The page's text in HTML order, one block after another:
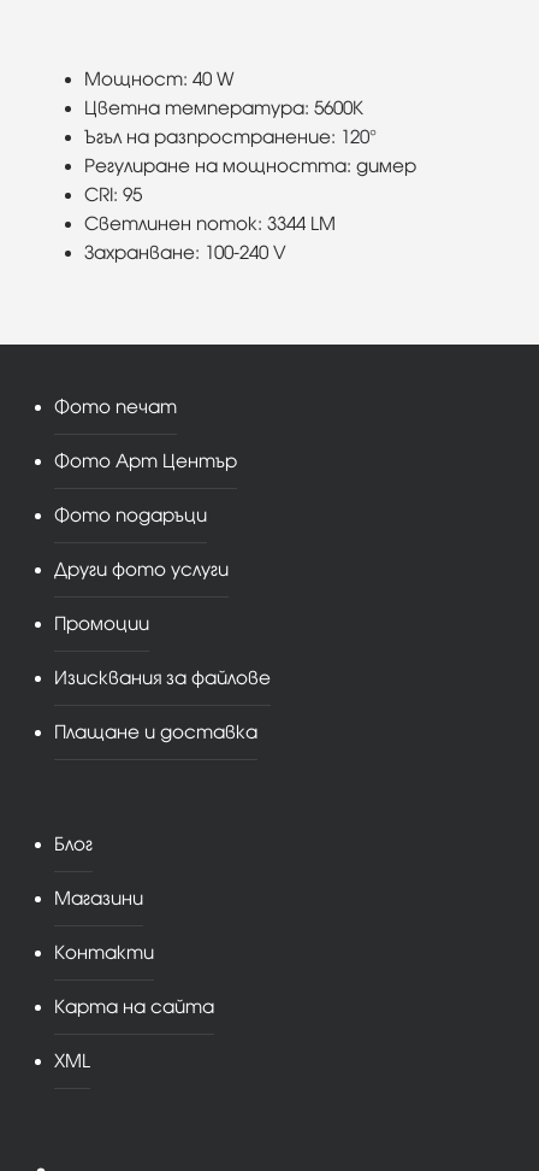
Мощност: 40 W
Цветна температура: 5600К
Ъгъл на разпространение: 120°
Регулиране на мощността: димер
CRI: 95
Светлинен поток: 3344 LM
Захранване: 100-240 V
Фото печат
Фото Арт Център
Фото подаръци
Други фото услуги
Промоции
Изисквания за файлове
Плащане и доставка
Блог
Магазини
Контакти
Карта на сайта
XML